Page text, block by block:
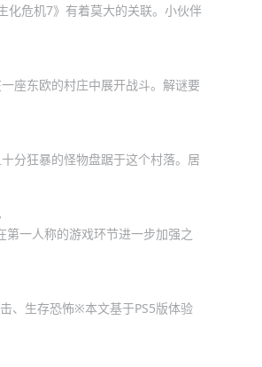
化危机7》有着莫大的关联。小伙伴
座东欧的村庄中展开战斗。解谜要
分狂暴的怪物盘踞于这个村落。居
一人称的游戏环节进一步加强之
、生存恐怖※本文基于PS5版体验